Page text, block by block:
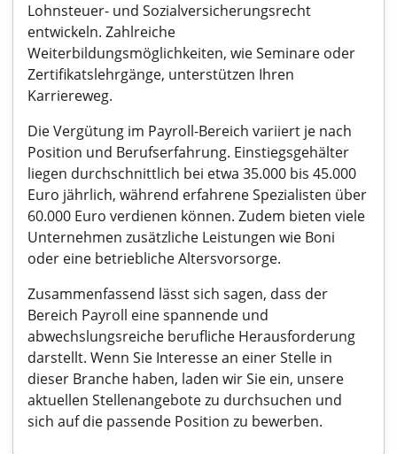
Lohnsteuer- und Sozialversicherungsrecht
entwickeln. Zahlreiche
Weiterbildungsmöglichkeiten, wie Seminare oder
Zertifikatslehrgänge, unterstützen Ihren
Karriereweg.
Die Vergütung im Payroll-Bereich variiert je nach
Position und Berufserfahrung. Einstiegsgehälter
liegen durchschnittlich bei etwa 35.000 bis 45.000
Euro jährlich, während erfahrene Spezialisten über
60.000 Euro verdienen können. Zudem bieten viele
Unternehmen zusätzliche Leistungen wie Boni
oder eine betriebliche Altersvorsorge.
Zusammenfassend lässt sich sagen, dass der
Bereich Payroll eine spannende und
abwechslungsreiche berufliche Herausforderung
darstellt. Wenn Sie Interesse an einer Stelle in
dieser Branche haben, laden wir Sie ein, unsere
aktuellen Stellenangebote zu durchsuchen und
sich auf die passende Position zu bewerben.